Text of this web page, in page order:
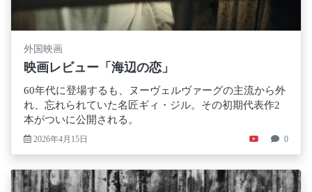
外国映画
映画レビュー「海辺の恋」
60年代に登場するも、ヌーヴェルヴァーグの主流から外
れ、忘れられていた名匠ギィ・ジル。その初期代表作2
本がついに公開される。
2026年4月15日 0